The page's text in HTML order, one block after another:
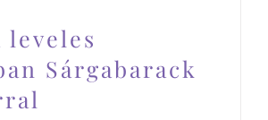
leveles
Sárgabarack